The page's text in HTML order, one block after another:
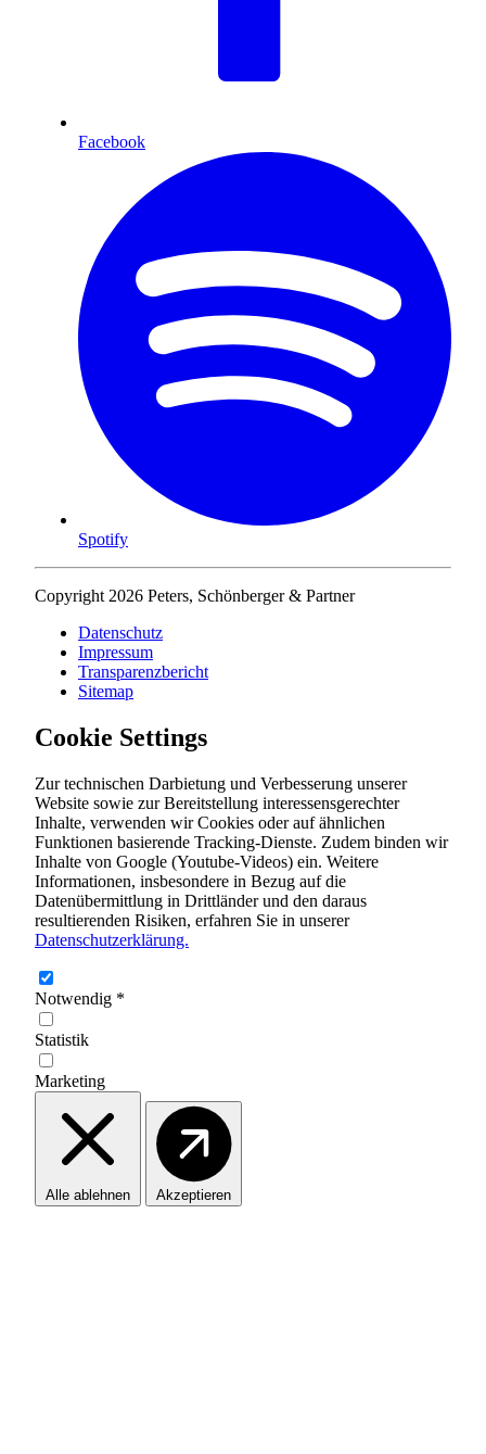
Facebook
Spotify
Copyright 2026 Peters, Schönberger & Partner
Datenschutz
Impressum
Transparenzbericht
Sitemap
Cookie Settings
Zur technischen Darbietung und Verbesserung unserer
Website sowie zur Bereitstellung interessensgerechter
Inhalte, verwenden wir Cookies oder auf ähnlichen
Funktionen basierende Tracking-Dienste. Zudem binden wir
Inhalte von Google (Youtube-Videos) ein. Weitere
Informationen, insbesondere in Bezug auf die
Datenübermittlung in Drittländer und den daraus
resultierenden Risiken, erfahren Sie in unserer
Datenschutzerklärung.
Notwendig *
Statistik
Marketing
Alle ablehnen Akzeptieren